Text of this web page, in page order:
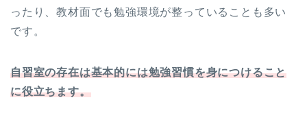
ったり、教材面でも勉強環境が整っていることも多い
です。
自習室の存在は基本的には勉強習慣を身につけること
に役立ちます。